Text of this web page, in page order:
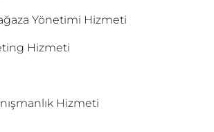
Yönetimi Hizmeti
Hizmeti
Hizmeti